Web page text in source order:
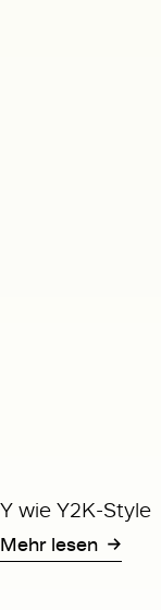
Y wie Y2K-Style
Mehr lesen